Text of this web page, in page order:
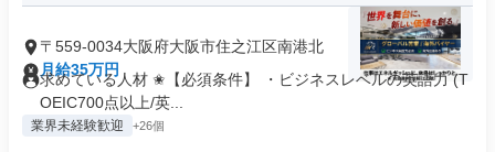
〒559-0034大阪府大阪市住之江区南港北
月給35万円
求めている人材 ✬【必須条件】 ・ビジネスレベルの英語力 (T
OEIC700点以上/英...
業界未経験歓迎 +26個